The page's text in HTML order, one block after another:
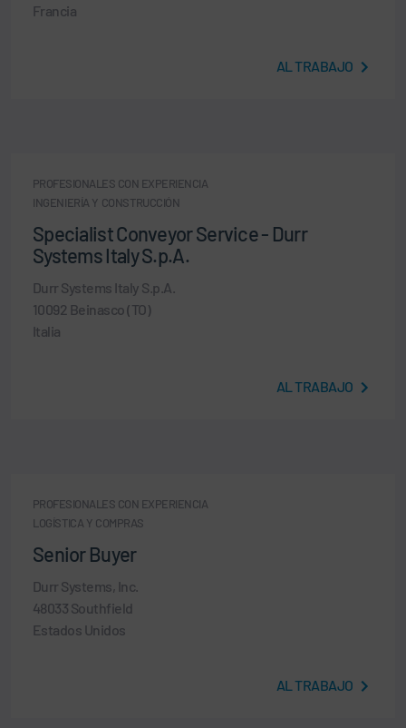
Francia
AL TRABAJO
PROFESIONALES CON EXPERIENCIA
INGENIERÍA Y CONSTRUCCIÓN
Specialist Conveyor Service - Durr
Systems Italy S.p.A.
Durr Systems Italy S.p.A.
10092 Beinasco (TO)
Italia
AL TRABAJO
PROFESIONALES CON EXPERIENCIA
LOGÍSTICA Y COMPRAS
Senior Buyer
Durr Systems, Inc.
48033 Southfield
Estados Unidos
AL TRABAJO